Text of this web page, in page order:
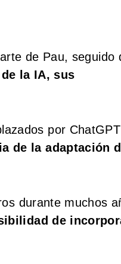
de Pau, seguido
la IA, sus
por
de la adaptación
durante muchos
de